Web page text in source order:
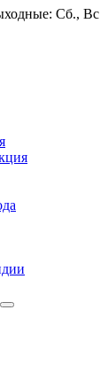
Сб., Вс